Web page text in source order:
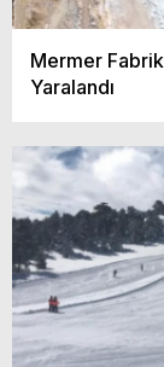
Mermer
Yaralandı